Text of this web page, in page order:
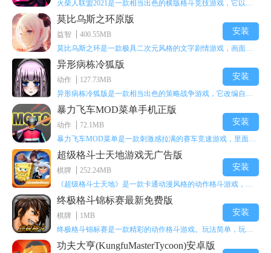
5，牛首柱:
牛首柱每次触摸需要用到“神谕碑”每次打完必出紫，东山，南
山，西山各一个(等级低战力低不建议打)。
图腾献祭所需以及介绍
6，战斗试炼石:
用于献祭高等战斗图腾召唤出高等首领级怪物(打战斗图腾，高级
战斗图腾几率掉落)
率会大大提升2，狩猎试炼石:用于献祭高等狩猎图腾召唤出首领级异
莫比乌斯之环原版
益智
400.55MB
安装
异形病栋冷狐版
动作
127.73MB
安装
暴力飞车MOD菜单手机正版
动作
72.1MB
安装
超级格斗士天地游戏无广告版
棋牌
252.24MB
安装
终极格斗锦标赛最新免费版
棋牌
1MB
安装
功夫大亨(KungfuMasterTycoon)安卓版